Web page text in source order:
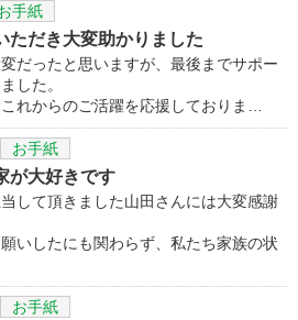
手紙
ただき大変助かりました
だったと思いますが、最後までサポー
した。
れからのご活躍を応援しておりま…
お手紙
が大好きです
して頂きました山田さんには大変感謝
いしたにも関わらず、私たち家族の状
お手紙